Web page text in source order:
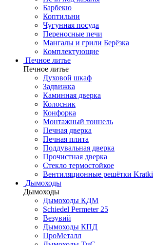
Барбекю
Коптильни
Чугунная посуда
Переносные печи
Мангалы и грили Берёзка
Комплектующие
Печное литье
Печное литье
Духовой шкаф
Задвижка
Каминная дверка
Колосник
Конфорка
Монтажный тоннель
Печная дверка
Печная плита
Поддувальная дверка
Прочистная дверка
Стекло термостойкое
Вентиляционные решётки Kratki
Дымоходы
Дымоходы
Дымоходы КДМ
Schiedel Permeter 25
Везувий
Дымоходы КПД
ПроМеталл